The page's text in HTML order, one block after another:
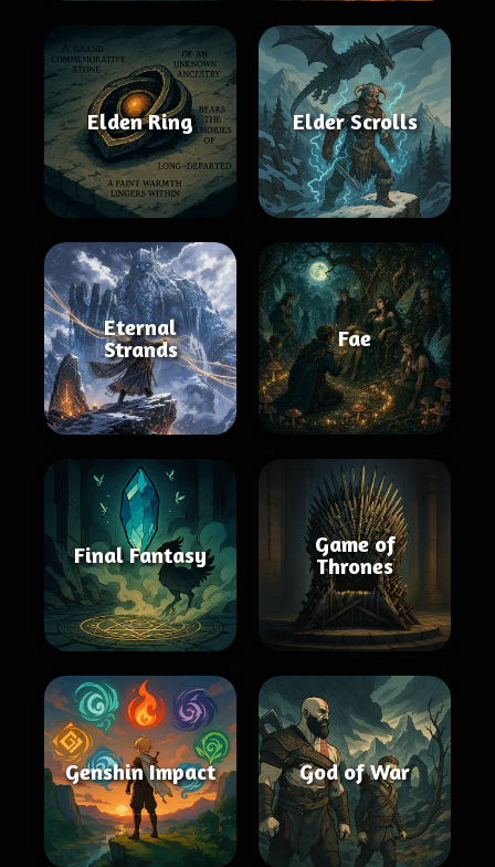
Elden Ring Elder Scrolls
Eternal
Strands
Fae
Final Fantasy
Game of
Thrones
Genshin Impact God of War